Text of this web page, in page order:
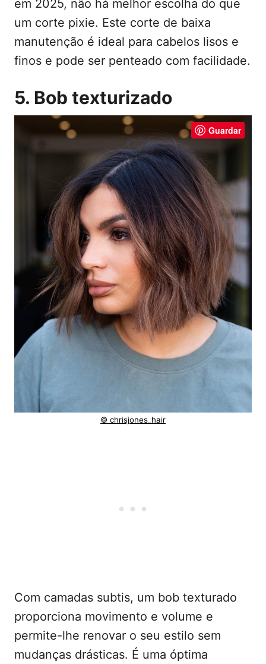
em 2025, não há melhor escolha do que
um corte pixie. Este corte de baixa
manutenção é ideal para cabelos lisos e
finos e pode ser penteado com facilidade.
5. Bob texturizado
Guardar
© chrisjones_hair
Com camadas subtis, um bob texturado
proporciona movimento e volume e
permite-lhe renovar o seu estilo sem
mudanças drásticas. É uma óptima